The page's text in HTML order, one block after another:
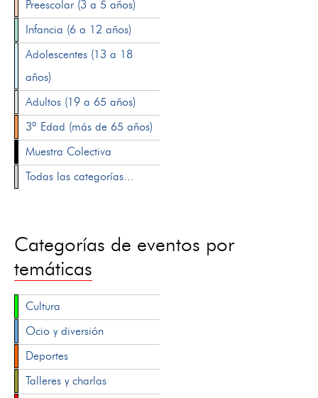
Preescolar (3 a 5 años)
Infancia (6 a 12 años)
Adolescentes (13 a 18
años)
Adultos (19 a 65 años)
3ª Edad (más de 65 años)
Muestra Colectiva
Todas las categorías...
Categorías de eventos por
temáticas
Cultura
Ocio y diversión
Deportes
Talleres y charlas